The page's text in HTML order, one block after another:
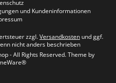
und Kundeninformationen
zzgl.Versandkosten und ggf.
nicht anders beschrieben
- All Rights Reserved. Theme by